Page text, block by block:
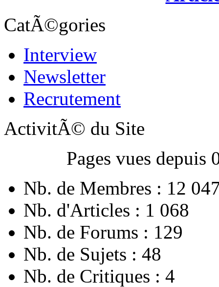
CatÃ©gories
Interview
Newsletter
Recrutement
ActivitÃ© du Site
Pages vues
Nb. de Membres : 12
Nb. d'Articles : 1 068
Nb. de Forums : 129
Nb. de Sujets : 48
Nb. de Critiques : 4